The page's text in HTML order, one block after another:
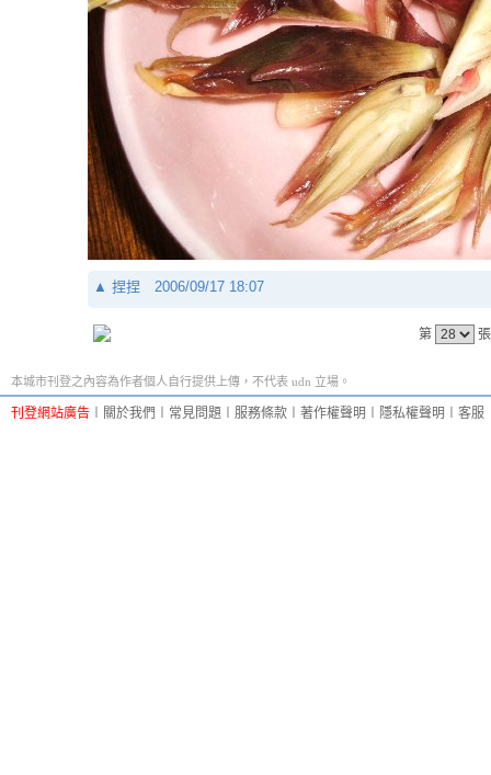
▲ 捏捏 2006/09/17 18:07
第
本城市刊登之內容為作者個人自行提供上傳，不代表 udn 立場。
刊登網站廣告 關於我們 常見問題 服務條款 著作權聲明 隱私權聲明 客服